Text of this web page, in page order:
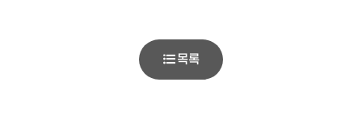
목록